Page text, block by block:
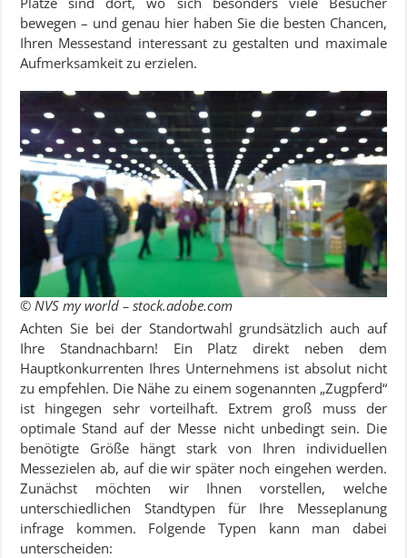
bewegen – und genau hier haben Sie die besten Chancen,
Ihren Messestand interessant zu gestalten und maximale
Aufmerksamkeit zu erzielen.
© NVS my world – stock.adobe.com
Achten Sie bei der Standortwahl grundsätzlich auch auf
Ihre Standnachbarn! Ein Platz direkt neben dem
Hauptkonkurrenten Ihres Unternehmens ist absolut nicht
zu empfehlen. Die Nähe zu einem sogenannten „Zugpferd“
ist hingegen sehr vorteilhaft. Extrem groß muss der
optimale Stand auf der Messe nicht unbedingt sein. Die
benötigte Größe hängt stark von Ihren individuellen
Messezielen ab, auf die wir später noch eingehen werden.
Zunächst möchten wir Ihnen vorstellen, welche
unterschiedlichen Standtypen für Ihre Messeplanung
infrage kommen. Folgende Typen kann man dabei
unterscheiden: